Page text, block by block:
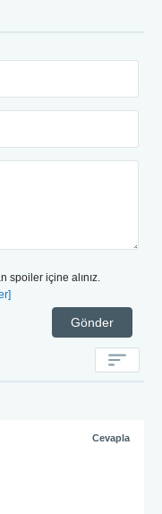
içine alınız.
Gönder
Cevapla